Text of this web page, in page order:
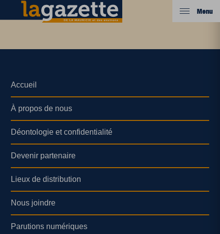
Menu
Accueil
À propos de nous
Déontologie et confidentialité
Devenir partenaire
Lieux de distribution
Nous joindre
Parutions numériques